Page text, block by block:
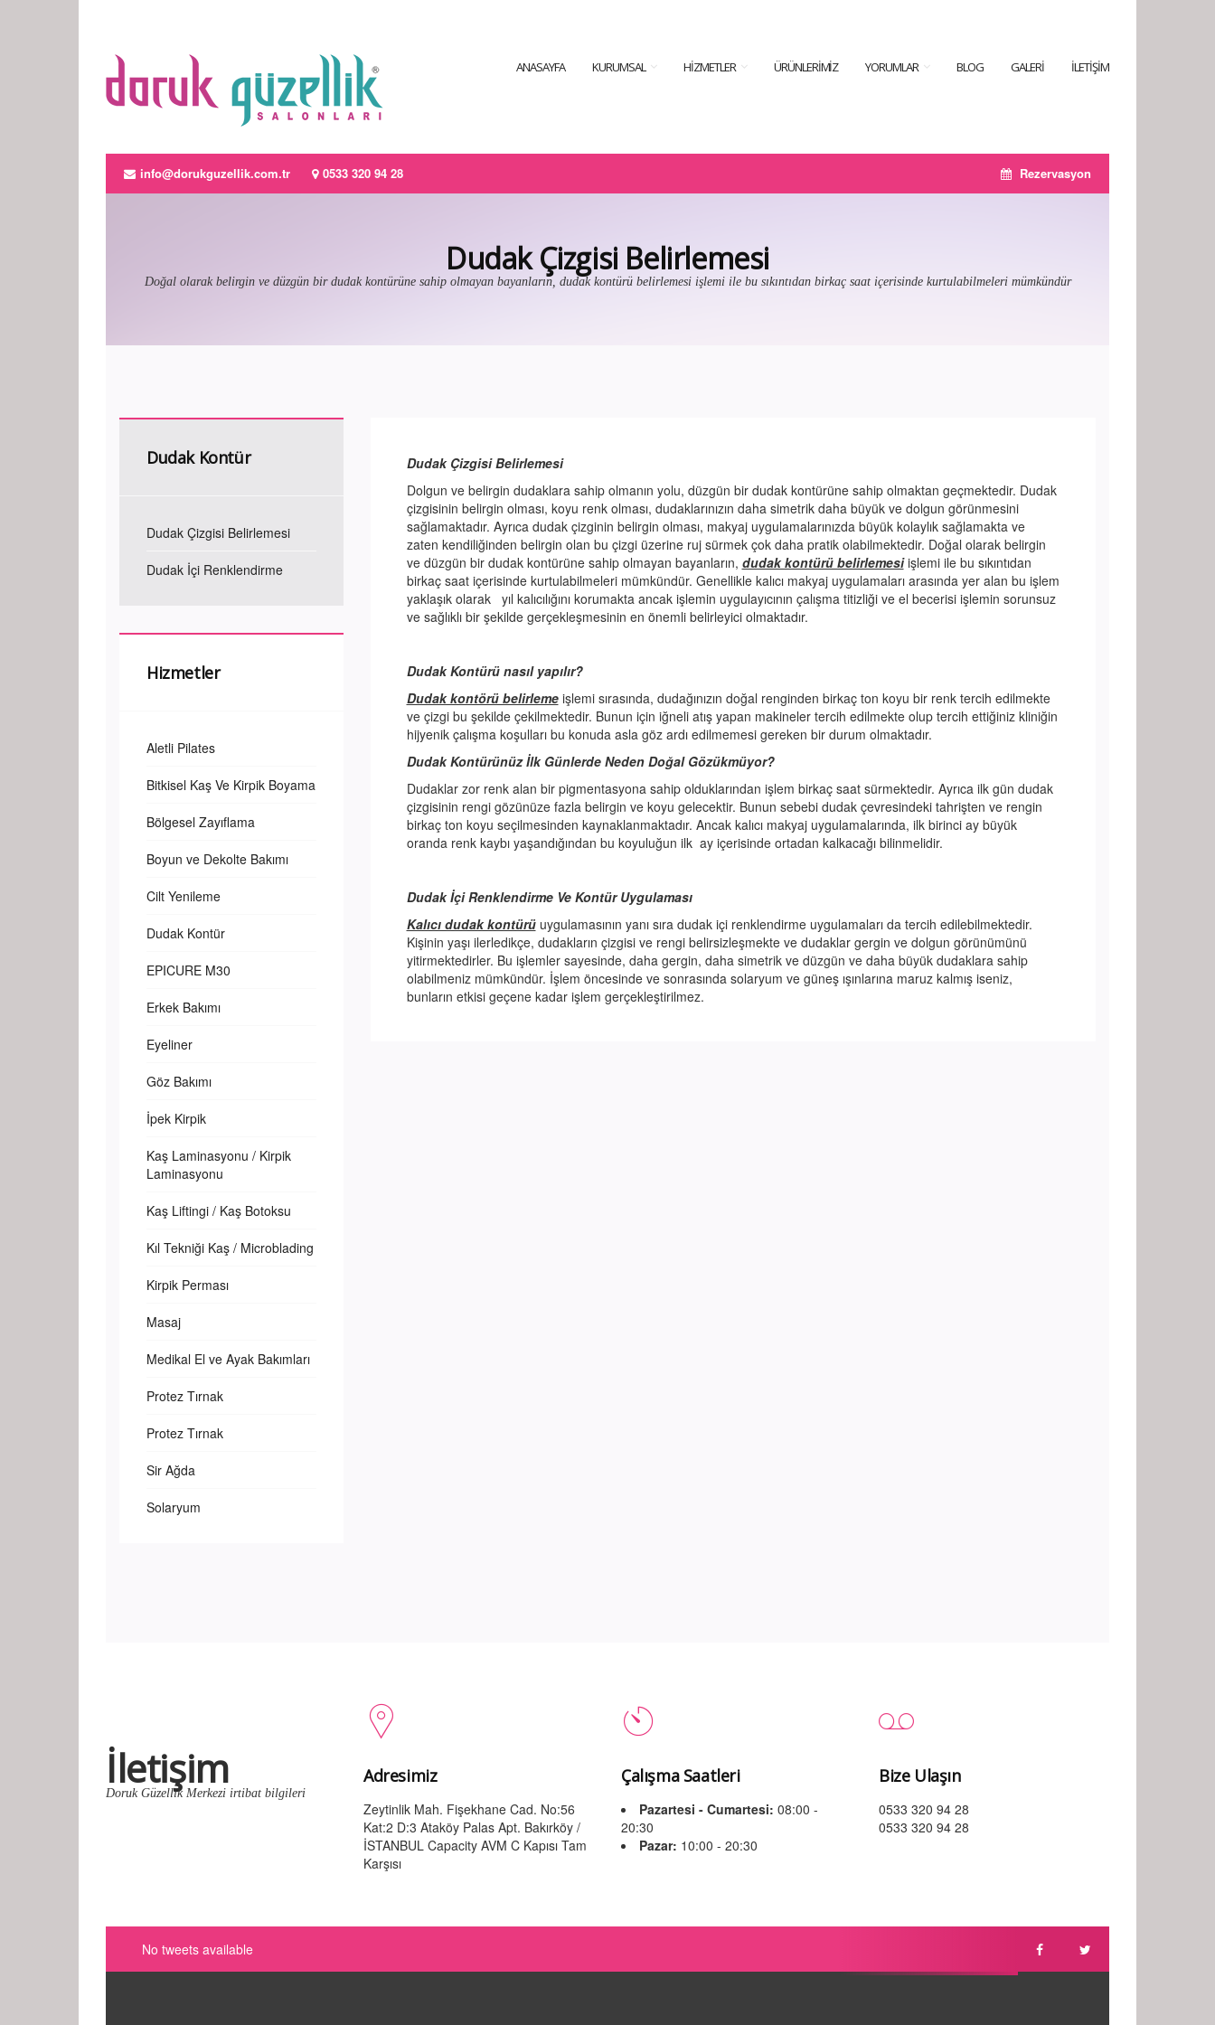
ANASAYFA KURUMSAL HIZMETLER ÜRÜNLERIMIZ YORUMLAR BLOG GALERI İLETIŞIM
info@dorukguzellik.com.tr 0533 320 94 28 Rezervasyon
Dudak Çizgisi Belirlemesi
Doğal olarak belirgin ve düzgün bir dudak kontürüne sahip olmayan bayanların, dudak kontürü belirlemesi işlemi ile bu sıkıntıdan birkaç saat içerisinde kurtulabilmeleri mümkündür
Dudak Kontür
Dudak Çizgisi Belirlemesi
Dudak İçi Renklendirme
Hizmetler
Aletli Pilates
Bitkisel Kaş Ve Kirpik Boyama
Bölgesel Zayıflama
Boyun ve Dekolte Bakımı
Cilt Yenileme
Dudak Kontür
EPICURE M30
Erkek Bakımı
Eyeliner
Göz Bakımı
İpek Kirpik
Kaş Laminasyonu / Kirpik
Laminasyonu
Kaş Liftingi / Kaş Botoksu
Kıl Tekniği Kaş / Microblading
Kirpik Perması
Masaj
Medikal El ve Ayak Bakımları
Protez Tırnak
Protez Tırnak
Sir Ağda
Solaryum
Dudak Çizgisi Belirlemesi
Dolgun ve belirgin dudaklara sahip olmanın yolu, düzgün bir dudak kontürüne sahip olmaktan geçmektedir. Dudak
çizgisinin belirgin olması, koyu renk olması, dudaklarınızın daha simetrik daha büyük ve dolgun görünmesini
sağlamaktadır. Ayrıca dudak çizginin belirgin olması, makyaj uygulamalarınızda büyük kolaylık sağlamakta ve
zaten kendiliğinden belirgin olan bu çizgi üzerine ruj sürmek çok daha pratik olabilmektedir. Doğal olarak belirgin
ve düzgün bir dudak kontürüne sahip olmayan bayanların, dudak kontürü belirlemesiişlemi ile bu sıkıntıdan
birkaç saat içerisinde kurtulabilmeleri mümkündür. Genellikle kalıcı makyaj uygulamaları arasında yer alan bu işlem
yaklaşık olarak yıl kalıcılığını korumakta ancak işlemin uygulayıcının çalışma titizliği ve el becerisi işlemin sorunsuz
ve sağlıklı bir şekilde gerçekleşmesinin en önemli belirleyici olmaktadır.
Dudak Kontürü nasıl yapılır?
Dudak kontörü belirlemeişlemi sırasında, dudağınızın doğal renginden birkaç ton koyu bir renk tercih edilmekte
ve çizgi bu şekilde çekilmektedir. Bunun için iğneli atış yapan makineler tercih edilmekte olup tercih ettiğiniz kliniğin
hijyenik çalışma koşulları bu konuda asla göz ardı edilmemesi gereken bir durum olmaktadır.
Dudak Kontürünüz İlk Günlerde Neden Doğal Gözükmüyor?
Dudaklar zor renk alan bir pigmentasyona sahip olduklarından işlem birkaç saat sürmektedir. Ayrıca ilk gün dudak
çizgisinin rengi gözünüze fazla belirgin ve koyu gelecektir. Bunun sebebi dudak çevresindeki tahrişten ve rengin
birkaç ton koyu seçilmesinden kaynaklanmaktadır. Ancak kalıcı makyaj uygulamalarında, ilk birinci ay büyük
oranda renk kaybı yaşandığından bu koyuluğun ilk ay içerisinde ortadan kalkacağı bilinmelidir.
Dudak İçi Renklendirme Ve Kontür Uygulaması
Kalıcı dudak kontürüuygulamasının yanı sıra dudak içi renklendirme uygulamaları da tercih edilebilmektedir.
Kişinin yaşı ilerledikçe, dudakların çizgisi ve rengi belirsizleşmekte ve dudaklar gergin ve dolgun görünümünü
yitirmektedirler. Bu işlemler sayesinde, daha gergin, daha simetrik ve düzgün ve daha büyük dudaklara sahip
olabilmeniz mümkündür. İşlem öncesinde ve sonrasında solaryum ve güneş ışınlarına maruz kalmış iseniz,
bunların etkisi geçene kadar işlem gerçekleştirilmez.
İletişim
Doruk Güzellik Merkezi irtibat bilgileri
Adresimiz
Zeytinlik Mah. Fişekhane Cad. No:56
Kat:2 D:3 Ataköy Palas Apt. Bakırköy /
İSTANBUL Capacity AVM C Kapısı Tam
Karşısı
Çalışma Saatleri
Pazartesi - Cumartesi: 08:00 -
20:30
Pazar: 10:00 - 20:30
Bize Ulaşın
0533 320 94 28
0533 320 94 28
No tweets available